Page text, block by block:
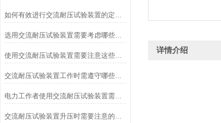
选用交流耐压试验装置需要考虑哪些问题
使用交流耐压试验装置需要注意这些细节
交流耐压试验装置工作时需遵守哪些要求
电力工作者使用交流耐压试验装置需注意的事项
详情介绍